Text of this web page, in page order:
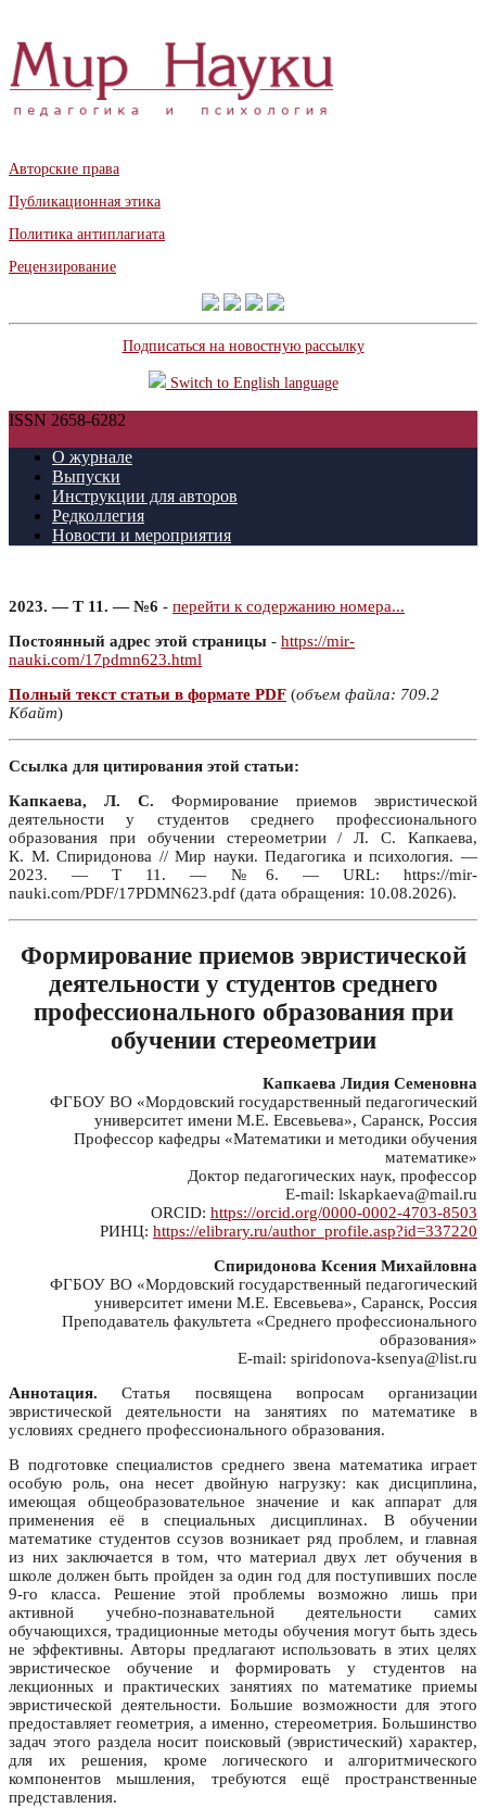
Авторские права
Публикационная этика
Политика антиплагиата
Рецензирование
Подписаться на новостную рассылку
Switch to English language
ISSN 2658-6282
О журнале
Выпуски
Инструкции для авторов
Редколлегия
Новости и мероприятия
2023. — Т 11. — №6 - перейти к содержанию номера...
Постоянный адрес этой страницы - https://mir-
nauki.com/17pdmn623.html
Полный текст статьи в формате PDF (объем файла: 709.2
Кбайт)
Ссылка для цитирования этой статьи:
Капкаева, Л. С. Формирование приемов эвристической
деятельности у студентов среднего профессионального
образования при обучении стереометрии / Л. С. Капкаева,
К. М. Спиридонова // Мир науки. Педагогика и психология. —
2023. — Т 11. — №6. — URL: https://mir-
nauki.com/PDF/17PDMN623.pdf (дата обращения: 10.08.2026).
Формирование приемов эвристической
деятельности у студентов среднего
профессионального образования при
обучении стереометрии
Капкаева Лидия Семеновна
ФГБОУ ВО «Мордовский государственный педагогический
университет имени М.Е. Евсевьева», Саранск, Россия
Профессор кафедры «Математики и методики обучения
математике»
Доктор педагогических наук, профессор
E-mail: lskapkaeva@mail.ru
ORCID: https://orcid.org/0000-0002-4703-8503
РИНЦ: https://elibrary.ru/author_profile.asp?id=337220
Спиридонова Ксения Михайловна
ФГБОУ ВО «Мордовский государственный педагогический
университет имени М.Е. Евсевьева», Саранск, Россия
Преподаватель факультета «Среднего профессионального
образования»
E-mail: spiridonova-ksenya@list.ru
Аннотация. Статья посвящена вопросам организации
эвристической деятельности на занятиях по математике в
условиях среднего профессионального образования.
В подготовке специалистов среднего звена математика играет
особую роль, она несет двойную нагрузку: как дисциплина,
имеющая общеобразовательное значение и как аппарат для
применения её в специальных дисциплинах. В обучении
математике студентов ссузов возникает ряд проблем, и главная
из них заключается в том, что материал двух лет обучения в
школе должен быть пройден за один год для поступивших после
9-го класса. Решение этой проблемы возможно лишь при
активной учебно-познавательной деятельности самих
обучающихся, традиционные методы обучения могут быть здесь
не эффективны. Авторы предлагают использовать в этих целях
эвристическое обучение и формировать у студентов на
лекционных и практических занятиях по математике приемы
эвристической деятельности. Большие возможности для этого
предоставляет геометрия, а именно, стереометрия. Большинство
задач этого раздела носит поисковый (эвристический) характер,
для их решения, кроме логического и алгоритмического
компонентов мышления, требуются ещё пространственные
представления.